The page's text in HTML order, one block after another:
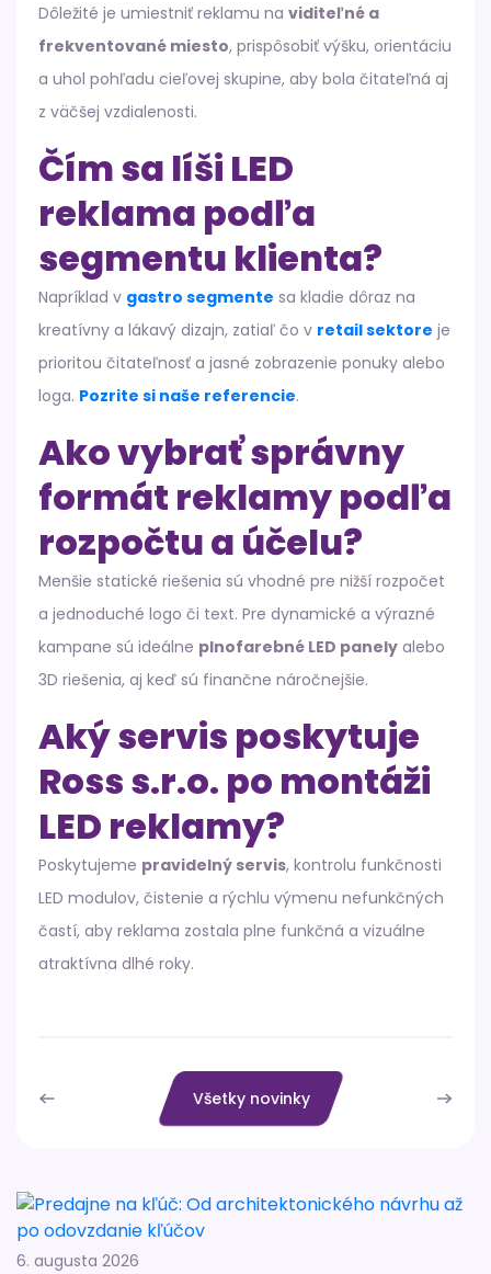
Dôležité je umiestniť reklamu na viditeľné a
frekventované miesto, prispôsobiť výšku, orientáciu
a uhol pohľadu cieľovej skupine, aby bola čitateľná aj
z väčšej vzdialenosti.
Čím sa líši LED
reklama podľa
segmentu klienta?
Napríklad v gastro segmente sa kladie dôraz na
kreatívny a lákavý dizajn, zatiaľ čo v retail sektore je
prioritou čitateľnosť a jasné zobrazenie ponuky alebo
loga. Pozrite si naše referencie.
Ako vybrať správny
formát reklamy podľa
rozpočtu a účelu?
Menšie statické riešenia sú vhodné pre nižší rozpočet
a jednoduché logo či text. Pre dynamické a výrazné
kampane sú ideálne plnofarebné LED panely alebo
3D riešenia, aj keď sú finančne náročnejšie.
Aký servis poskytuje
Ross s.r.o. po montáži
LED reklamy?
Poskytujeme pravidelný servis, kontrolu funkčnosti
LED modulov, čistenie a rýchlu výmenu nefunkčných
častí, aby reklama zostala plne funkčná a vizuálne
atraktívna dlhé roky.
Všetky novinky
6. augusta 2026